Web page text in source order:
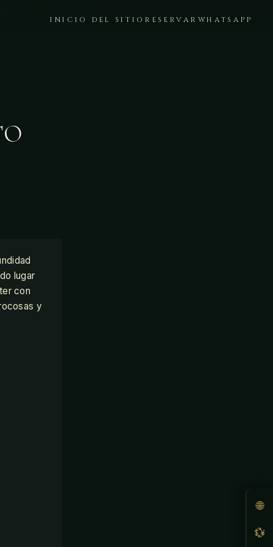
INICIO DEL SITIO RESERVAR WHATSAPP
lugar
con
y
🌐
💱